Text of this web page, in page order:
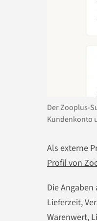
Der Zooplus-
Kundenkonto
Als externe
Profil von
Die
Lieferzeit,
Warenwert,